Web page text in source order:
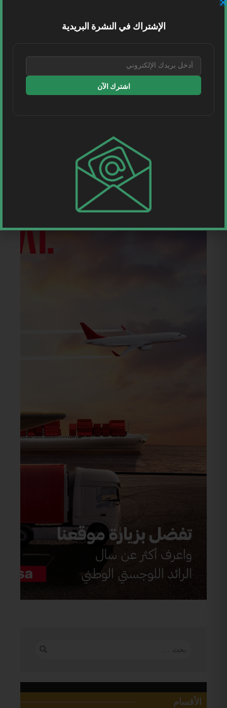
البريد الإلكتروني*
احفظ اسمي، بريدي الإلكتروني، والموقع
الإلكتروني في هذا المتصفح لاستخدامها المرة
المقبلة في تعليقي.
الأقسام
الإشتراك في النشرة البريدية
اشترك الآن